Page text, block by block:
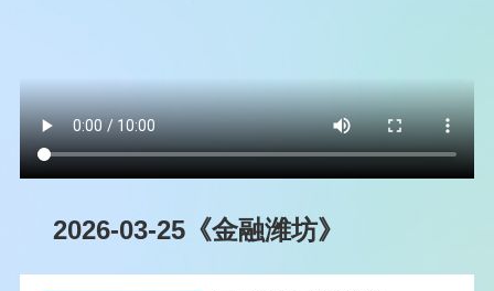
2026-03-25《金融潍坊》